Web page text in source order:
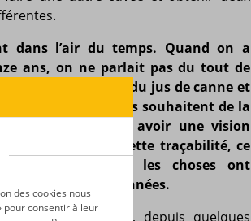
dans l’air du temps. Quand on a
ans, on ne parlait pas du tout de
de climat. On avait du jus de canne et
les gens souhaitent de la
comprendre et avoir une vision
on y est, on a cette traçabilité, ce
on voit que les choses ont
une dizaine d’années.
venir parce que, depuis quelques
des cookies nous
pour consentir à leur